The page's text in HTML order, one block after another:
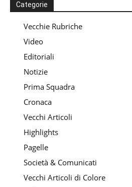
Categorie
Vecchie Rubriche
Video
Editoriali
Notizie
Prima Squadra
Cronaca
Vecchi Articoli
Highlights
Pagelle
Società & Comunicati
Vecchi Articoli di Colore